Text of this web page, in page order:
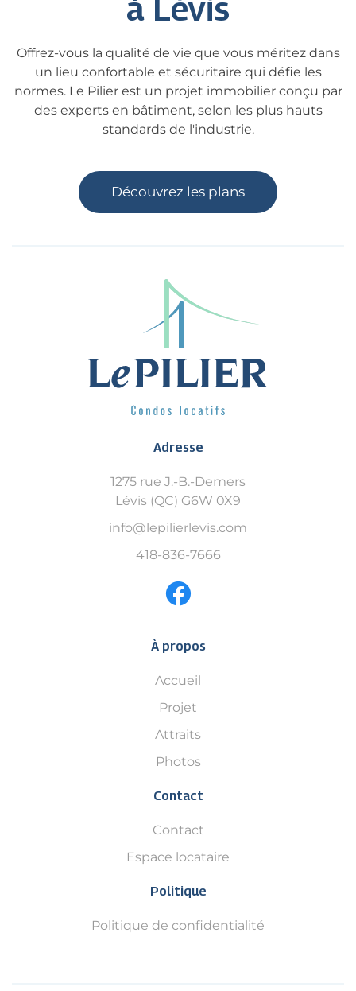
à Lévis
Offrez-vous la qualité de vie que vous méritez dans
un lieu confortable et sécuritaire qui défie les
normes. Le Pilier est un projet immobilier conçu par
des experts en bâtiment, selon les plus hauts
standards de l'industrie.
Découvrez les plans
Adresse
1275 rue J.-B.-Demers
Lévis (QC) G6W 0X9
info@lepilierlevis.com
418-836-7666
À propos
Accueil
Projet
Attraits
Photos
Contact
Contact
Espace locataire
Politique
Politique de confidentialité